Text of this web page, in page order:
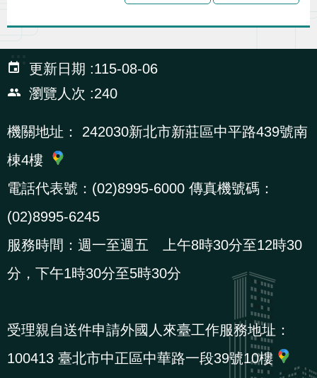
:::
更新日期
115-08-06
瀏覽人次
240
機關地址：
242030新北市新莊區中平路439號南
棟4樓
電話代表號：(02)8995-6000 傳真機號碼：
(02)8995-6245
服務時間：週一至週五 上午8時30分至12時30
分，下午1時30分至5時30分
受理親自送件申請外國人來臺工作服務地址：
100413 臺北市中正區中華路一段39號10樓